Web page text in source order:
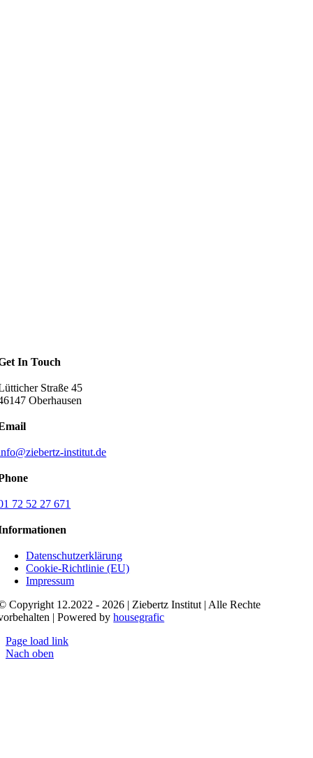
In Touch
Straße 45
Oberhausen
institut.de
72 52 27 671
Datenschutzerklärung
Cookie-Richtlinie (EU)
Impressum
Copyright 12.2022 - 2026 | Ziebertz Institut | Alle Rechte
| Powered byhousegrafic
Page load link
Nach oben